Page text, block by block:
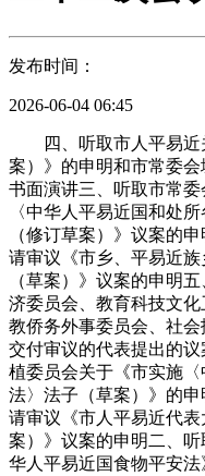
发布时间：
2026-06-04 06:45
四、听取市人平易近
案）》的申明和市常委
书面演讲三、听取市常
〈中华人平易近国和处
（修订草案）》议案的
请审议《市乡、平易近
（草案）》议案的申明
济委员会、教育科技文
教侨务外事委员会、社
交付审议的代表提出的
植委员会关于《市实施
法〉法子（草案）》的
请审议《市人平易近代
案）》议案的申明二、
华人平易近国食物平安法